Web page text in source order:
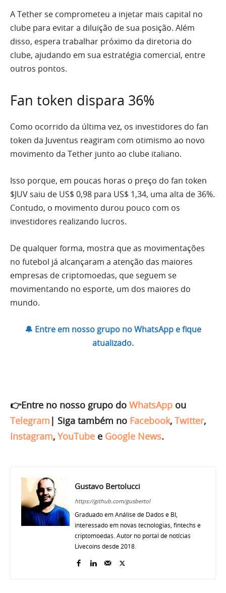
A Tether se comprometeu a injetar mais capital no
clube para evitar a diluição de sua posição. Além
disso, espera trabalhar próximo da diretoria do
clube, ajudando em sua estratégia comercial, entre
outros pontos.
Fan token dispara 36%
Como ocorrido da última vez, os investidores do fan
token da Juventus reagiram com otimismo ao novo
movimento da Tether junto ao clube italiano.
Isso porque, em poucas horas o preço do fan token
$JUV saiu de US$ 0,98 para US$ 1,34, uma alta de 36%.
Contudo, o movimento durou pouco com os
investidores realizando lucros.
De qualquer forma, mostra que as movimentações
no futebol já alcançaram a atenção das maiores
empresas de criptomoedas, que seguem se
movimentando no esporte, um dos maiores do
mundo.
🔔 Entre em nosso grupo no WhatsApp e fique
atualizado.
👉Entre no nosso grupo do WhatsApp ou
Telegram | Siga também no Facebook, Twitter,
Instagram, YouTube e Google News.
Gustavo Bertolucci
https://github.com/gusbertol
Graduado em Análise de Dados e BI,
interessado em novas tecnologias, fintechs e
criptomoedas. Autor no portal de notícias
Livecoins desde 2018.